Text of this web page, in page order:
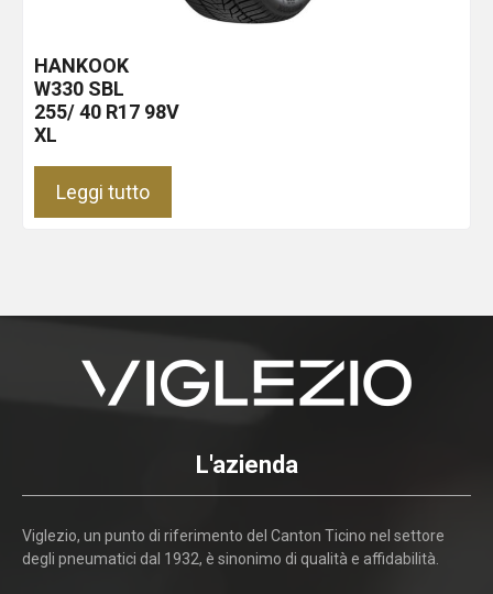
HANKOOK
W330 SBL
255/ 40 R17 98V
XL
Leggi tutto
L'azienda
Viglezio, un punto di riferimento del Canton Ticino nel settore
degli pneumatici dal 1932, è sinonimo di qualità e affidabilità.